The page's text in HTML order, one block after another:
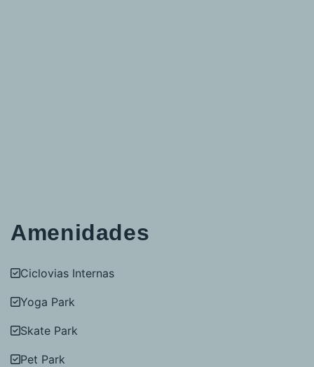
Amenidades
Ciclovias Internas
Yoga Park
Skate Park
Pet Park